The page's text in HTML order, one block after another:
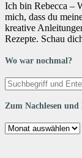
Ich bin Rebecca –
mich, dass du
kreative
Rezepte. Schau
Wo war nochmal?
Zum Nachlesen und
Zum